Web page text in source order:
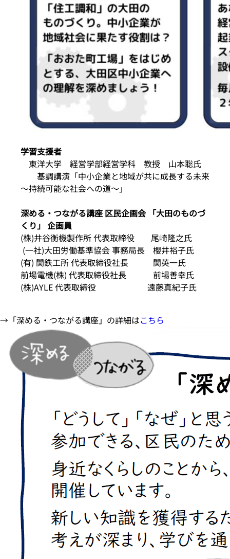
学習支援者
東洋大学 経営学部経営学科 教授 山本聡氏
基調講演「中小企業と地域が共に成長する未来
～持続可能な社会への道～」
深める・つながる講座 区民企画会 「大田のものづ
くり」 企画員
(株)井谷衡機製作所 代表取締役 尾崎隆之氏
(一社)大田労働基準協会 事務局長 櫻井裕子氏
(有) 関鉄工所 代表取締役社長 関英一氏
前場電機(株) 代表取締役社長 前場善幸氏
(株)AYLE 代表取締役 遠藤真紀子氏
→「深める・つながる講座」の詳細はこちら